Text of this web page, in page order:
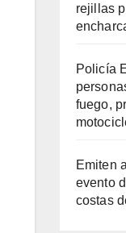
rejillas
Policía
fuego,
Emiten
evento
costas